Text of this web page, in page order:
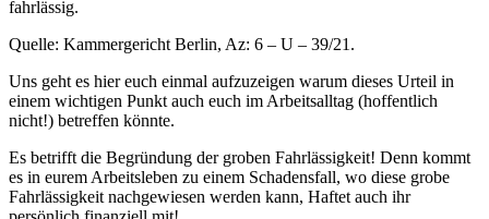
fahrlässig.
Quelle: Kammergericht Berlin, Az: 6 – U – 39/21.
Uns geht es hier euch einmal aufzuzeigen warum dieses Urteil in
einem wichtigen Punkt auch euch im Arbeitsalltag (hoffentlich
nicht!) betreffen könnte.
Es betrifft die Begründung der groben Fahrlässigkeit! Denn kommt
es in eurem Arbeitsleben zu einem Schadensfall, wo diese grobe
Fahrlässigkeit nachgewiesen werden kann, Haftet auch ihr